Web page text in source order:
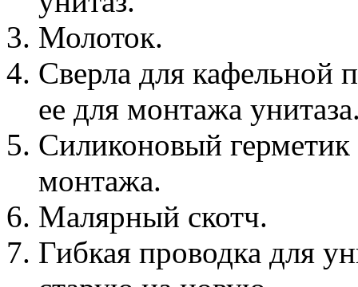
Молоток.
Сверла для кафельной
ее для монтажа
Силиконовый
монтажа.
Малярный скотч.
Гибкая проводка для